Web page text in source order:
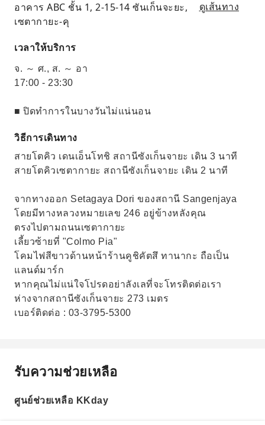
อาคาร ABC ชั้น 1, 2-15-14 ซันเก็นจะยะ,
เซตากายะ-คุ
ดูเส้นทาง
เวลาให้บริการ
จ. ～ ศ., ส. ～ อา
17:00 - 23:30
■ ปิดทำการในบางวันไม่แน่นอน
วิธีการเดินทาง
สายโตคิว เดนเอ็นโทชิ สถานีซังเก็นจายะ เดิน 3 นาที
สายโตคิวเซตากายะ สถานีซังเก็นจายะ เดิน 2 นาที
จากทางออก Setagaya Dori ของสถานี Sangenjaya
โดยมีทางหลวงหมายเลข 246 อยู่ข้างหลังคุณ
ตรงไปตามถนนเซตากายะ
เลี้ยวซ้ายที่ "Colmo Pia"
โคมไฟสีขาวด้านหน้าร้านคูชิคัตสึ ทานากะ ถือเป็น
แลนด์มาร์ก
หากคุณไม่แน่ใจโปรดอย่าลังเลที่จะโทรติดต่อเรา
ห่างจากสถานีซังเก็นจายะ 273 เมตร
เบอร์ติดต่อ : 03-3795-5300
รับความช่วยเหลือ
ศูนย์ช่วยเหลือ KKday